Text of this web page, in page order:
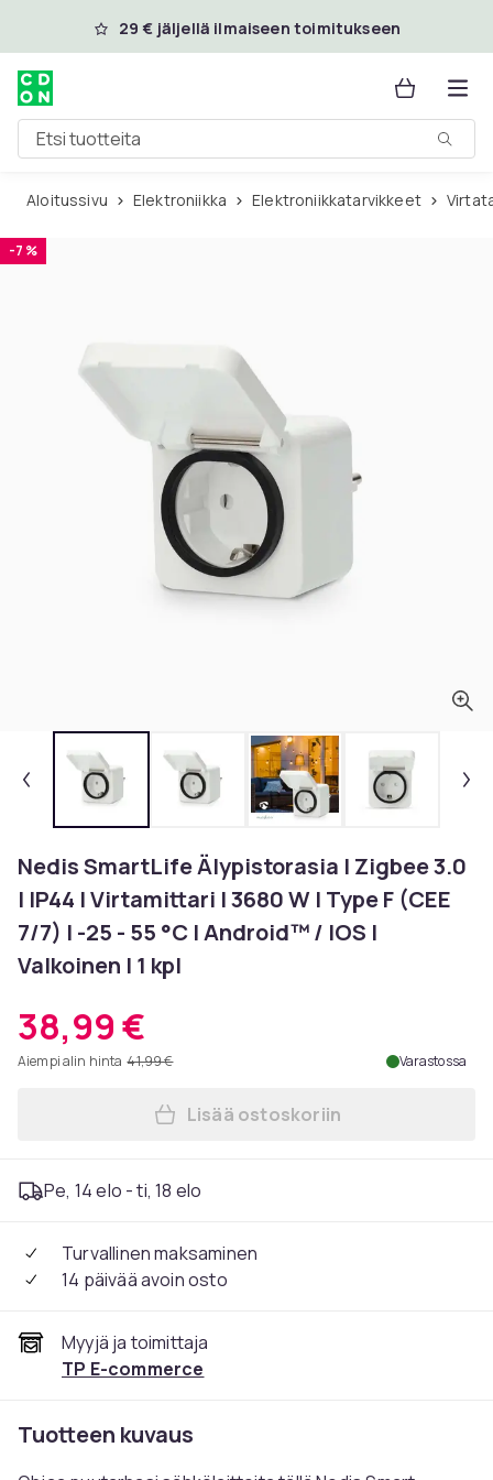
Ohita ja siirry pääsisältöön
29 € jäljellä ilmaiseen toimitukseen
Etsi tuotteita
Aloitussivu Elektroniikka Elektroniikkatarvikkeet
-7 %
Nedis SmartLife Älypistorasia | Zigbee 3.0
| IP44 | Virtamittari | 3680 W | Type F (CEE
7/7) | -25 - 55 °C | Android™ / IOS |
Valkoinen | 1 kpl
38,99 €
Aiempi alin hinta 41,99 € Varastossa
Lisää Nedis SmartLife
Lisää ostoskoriin
Pe, 14 elo - ti, 18 elo
Turvallinen maksaminen
14 päivää avoin osto
Myyjä ja toimittaja
TP E-commerce
Tuotteen kuvaus